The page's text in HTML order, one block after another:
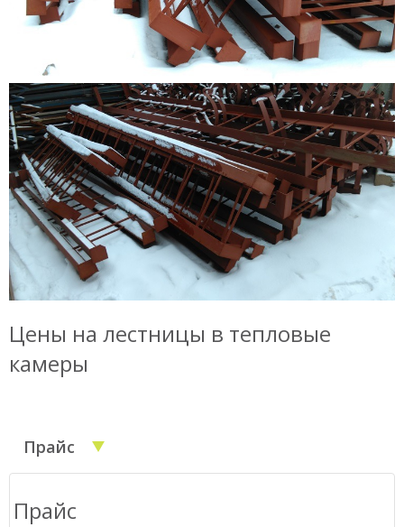
Ваше имя
Ваш e-mail
Цены на лестницы в тепловые
камеры
Прайс
Прайс